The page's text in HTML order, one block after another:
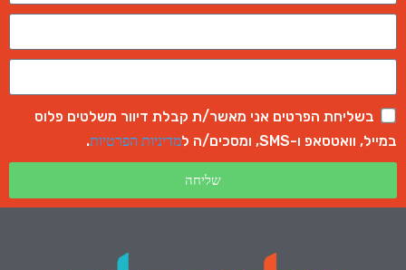
בשליחת הפרטים אני מאשר/ת קבלת דיוור משלטים פלוס
במייל, וואטסאפ ו-SMS, ומסכים/ה ל
מדיניות הפרטיות.
שליחה